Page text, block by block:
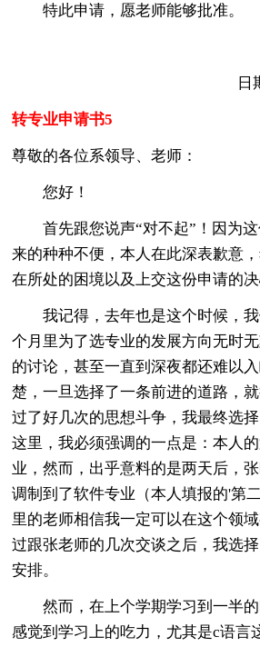
特此申请，愿老师能够批准。
日期
转专业申请书5
尊敬的各位系领导、老师：
您好！
首先跟您说声“对不起”！因为这
来的种种不便，本人在此深表歉意
在所处的困境以及上交这份申请的决
我记得，去年也是这个时候，我
个月里为了选专业的发展方向无时
的讨论，甚至一直到深夜都还难以
楚，一旦选择了一条前进的道路，
过了好几次的思想斗争，我最终选
这里，我必须强调的一点是：本人
业，然而，出乎意料的是两天后，
调制到了软件专业（本人填报的'第
里的老师相信我一定可以在这个领
过跟张老师的几次交谈之后，我选
安排。
然而，在上个学期学习到一半的
感觉到学习上的吃力，尤其是c语言